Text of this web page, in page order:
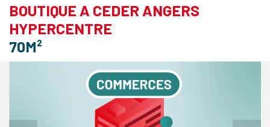
BOUTIQUE A CEDER ANGERS
HYPERCENTRE
70M²